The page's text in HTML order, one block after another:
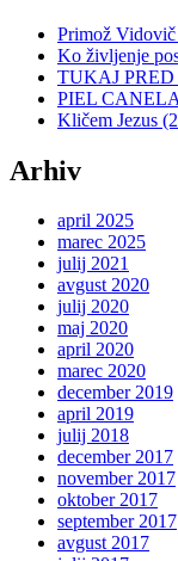
Primož Vidovič
Ko življenje
TUKAJ PRED
PIEL
Kličem Jezus
Arhiv
april 2025
marec 2025
julij 2021
avgust 2020
julij 2020
maj 2020
april 2020
marec 2020
december 2019
april 2019
julij 2018
december 2017
november 2017
oktober 2017
september 2017
avgust 2017